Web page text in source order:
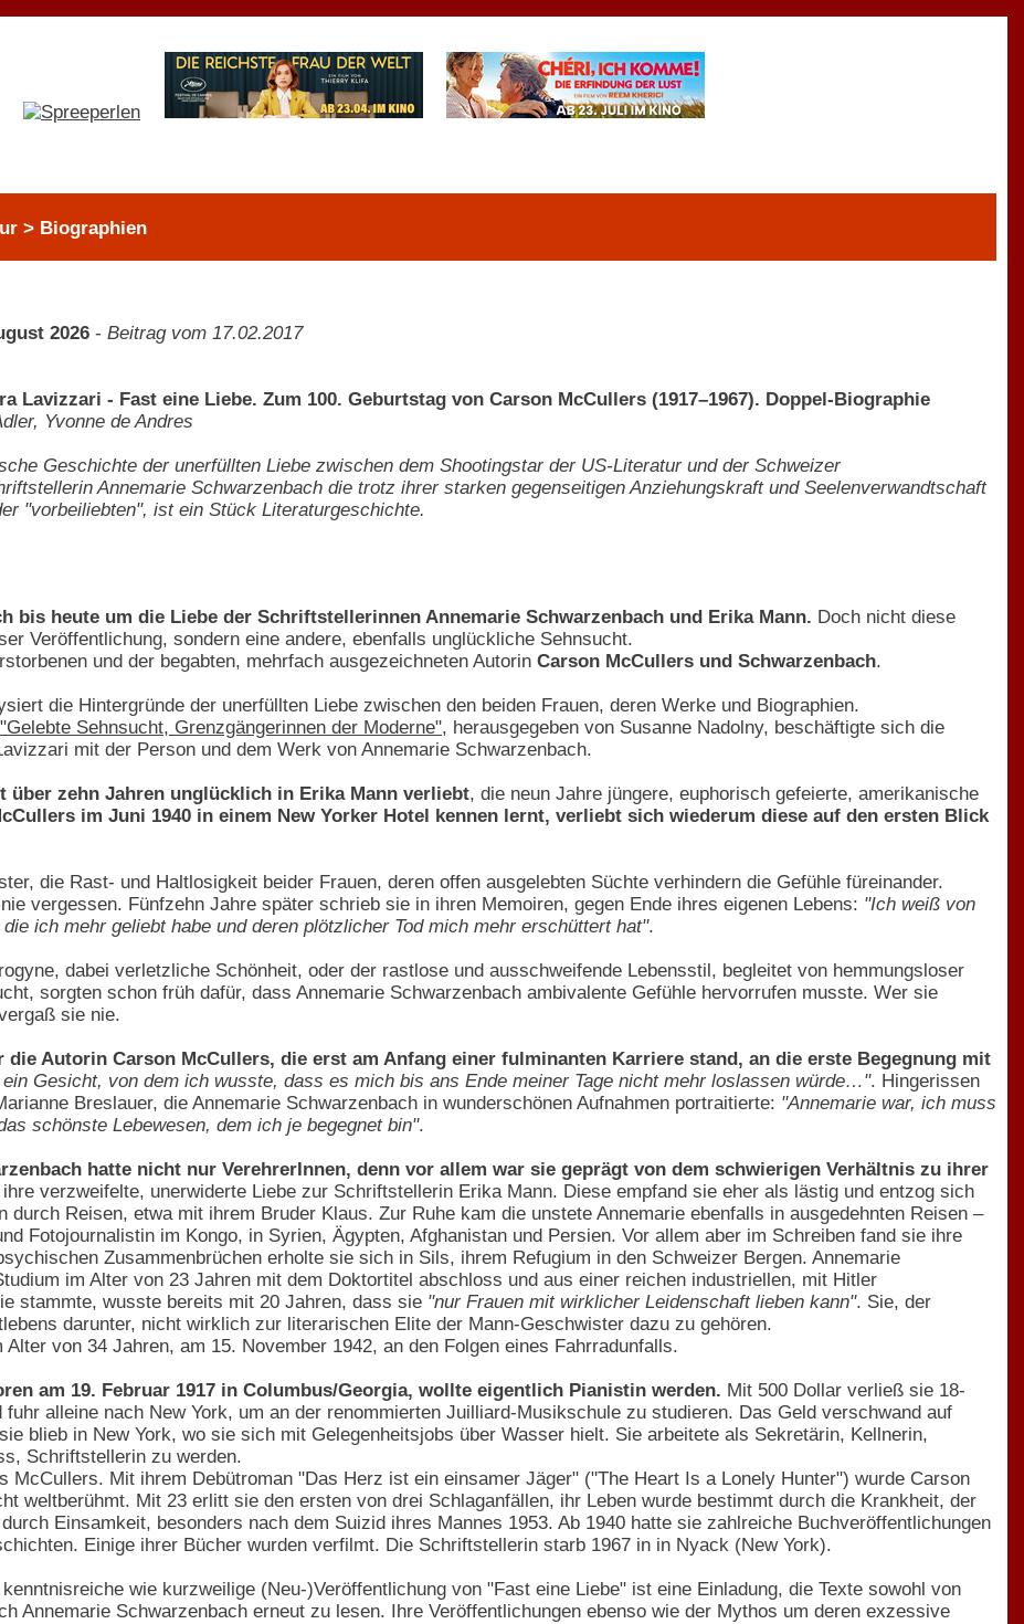
> Biographien
2026 - Beitrag vom 17.02.2017
Lavizzari - Fast eine Liebe. Zum 100. Geburtstag von Carson McCullers (1917–1967). Doppel-Biographie
Yvonne de Andres
Geschichte der unerfüllten Liebe zwischen dem Shootingstar der US-Literatur und der Schweizer
Annemarie Schwarzenbach die trotz ihrer starken gegenseitigen Anziehungskraft und Seelenverwandtschaft
"vorbeiliebten", ist ein Stück Literaturgeschichte.
bis heute um die Liebe der Schriftstellerinnen Annemarie Schwarzenbach und Erika Mann. Doch nicht diese
Veröffentlichung, sondern eine andere, ebenfalls unglückliche Sehnsucht.
und der begabten, mehrfach ausgezeichneten Autorin Carson McCullers und Schwarzenbach.
die Hintergründe der unerfüllten Liebe zwischen den beiden Frauen, deren Werke und Biographien.
"Gelebte Sehnsucht, Grenzgängerinnen der Moderne", herausgegeben von Susanne Nadolny, beschäftigte sich die
mit der Person und dem Werk von Annemarie Schwarzenbach.
über zehn Jahren unglücklich in Erika Mann verliebt, die neun Jahre jüngere, euphorisch gefeierte, amerikanische
im Juni 1940 in einem New Yorker Hotel kennen lernt, verliebt sich wiederum diese auf den ersten Blick
die Rast- und Haltlosigkeit beider Frauen, deren offen ausgelebten Süchte verhindern die Gefühle füreinander.
vergessen. Fünfzehn Jahre später schrieb sie in ihren Memoiren, gegen Ende ihres eigenen Lebens: "Ich weiß von
ich mehr geliebt habe und deren plötzlicher Tod mich mehr erschüttert hat".
dabei verletzliche Schönheit, oder der rastlose und ausschweifende Lebensstil, begleitet von hemmungsloser
sorgten schon früh dafür, dass Annemarie Schwarzenbach ambivalente Gefühle hervorrufen musste. Wer sie
sie nie.
die Autorin Carson McCullers, die erst am Anfang einer fulminanten Karriere stand, an die erste Begegnung mit
ein Gesicht, von dem ich wusste, dass es mich bis ans Ende meiner Tage nicht mehr loslassen würde…". Hingerissen
Breslauer, die Annemarie Schwarzenbach in wunderschönen Aufnahmen portraitierte: "Annemarie war, ich muss
schönste Lebewesen, dem ich je begegnet bin".
hatte nicht nur VerehrerInnen, denn vor allem war sie geprägt von dem schwierigen Verhältnis zu ihrer
ihre verzweifelte, unerwiderte Liebe zur Schriftstellerin Erika Mann. Diese empfand sie eher als lästig und entzog sich
durch Reisen, etwa mit ihrem Bruder Klaus. Zur Ruhe kam die unstete Annemarie ebenfalls in ausgedehnten Reisen –
Fotojournalistin im Kongo, in Syrien, Ägypten, Afghanistan und Persien. Vor allem aber im Schreiben fand sie ihre
Zusammenbrüchen erholte sie sich in Sils, ihrem Refugium in den Schweizer Bergen. Annemarie
im Alter von 23 Jahren mit dem Doktortitel abschloss und aus einer reichen industriellen, mit Hitler
stammte, wusste bereits mit 20 Jahren, dass sie "nur Frauen mit wirklicher Leidenschaft lieben kann". Sie, der
darunter, nicht wirklich zur literarischen Elite der Mann-Geschwister dazu zu gehören.
von 34 Jahren, am 15. November 1942, an den Folgen eines Fahrradunfalls.
am 19. Februar 1917 in Columbus/Georgia, wollte eigentlich Pianistin werden. Mit 500 Dollar verließ sie 18-
fuhr alleine nach New York, um an der renommierten Juilliard-Musikschule zu studieren. Das Geld verschwand auf
blieb in New York, wo sie sich mit Gelegenheitsjobs über Wasser hielt. Sie arbeitete als Sekretärin, Kellnerin,
Schriftstellerin zu werden.
McCullers. Mit ihrem Debütroman "Das Herz ist ein einsamer Jäger" ("The Heart Is a Lonely Hunter") wurde Carson
weltberühmt. Mit 23 erlitt sie den ersten von drei Schlaganfällen, ihr Leben wurde bestimmt durch die Krankheit, der
Einsamkeit, besonders nach dem Suizid ihres Mannes 1953. Ab 1940 hatte sie zahlreiche Buchveröffentlichungen
Einige ihrer Bücher wurden verfilmt. Die Schriftstellerin starb 1967 in in Nyack (New York).
wie kurzweilige (Neu-)Veröffentlichung von "Fast eine Liebe" ist eine Einladung, die Texte sowohl von
Annemarie Schwarzenbach erneut zu lesen. Ihre Veröffentlichungen ebenso wie der Mythos um deren exzessive